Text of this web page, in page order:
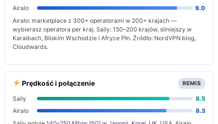
Airalo
9.0
Airalo: marketplace z 300+ operatorami w 200+ krajach —
wybierasz operatora per kraj. Saily: 150–200 krajów, silniejszy w
Karaibach, Bliskim Wschodzie i Afryce Płn. Źródło: NordVPN blog,
Cloudwards.
Prędkość i połączenie REMIS
Saily
8.5
Airalo
8.3